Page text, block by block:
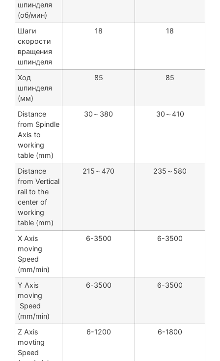
шпинделя
(об/мин)
Шаги
скорости
вращения
шпинделя
18 18
Ход
шпинделя
(мм)
85 85
Distance
from Spindle
Axis to
working
table (mm)
30～380 30～410
Distance
from Vertical
rail to the
center of
working
table (mm)
215～470 235～580
X Axis
moving
Speed
(mm/min)
6-3500 6-3500
Y Axis
moving
Speed
(mm/min)
6-3500 6-3500
Z Axis
movting
Speed
6-1200 6-1800